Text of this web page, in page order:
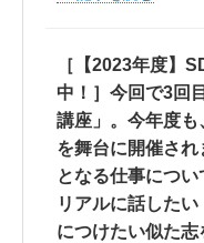
［【2023年度】
中！］今回で3回
講座」。今年度
を舞台に開催さ
となる仕事につ
リアルに話した
につけたい似た